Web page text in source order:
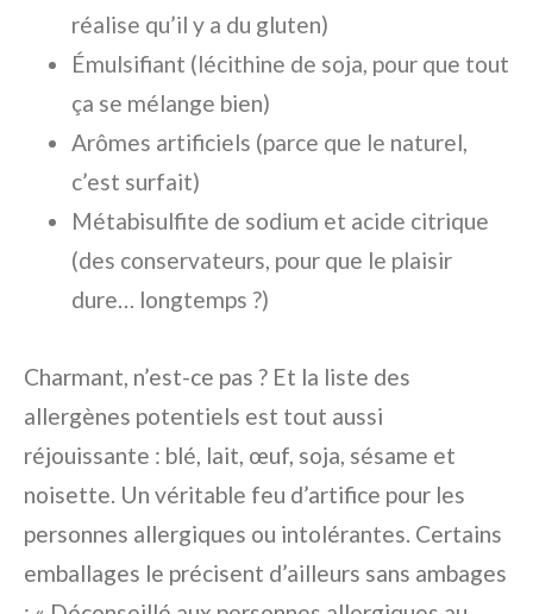
réalise qu’il y a du gluten)
Émulsifiant (lécithine de soja, pour que tout
ça se mélange bien)
Arômes artificiels (parce que le naturel,
c’est surfait)
Métabisulfite de sodium et acide citrique
(des conservateurs, pour que le plaisir
dure… longtemps ?)
Charmant, n’est-ce pas ? Et la liste des
allergènes potentiels est tout aussi
réjouissante : blé, lait, œuf, soja, sésame et
noisette. Un véritable feu d’artifice pour les
personnes allergiques ou intolérantes. Certains
emballages le précisent d’ailleurs sans ambages